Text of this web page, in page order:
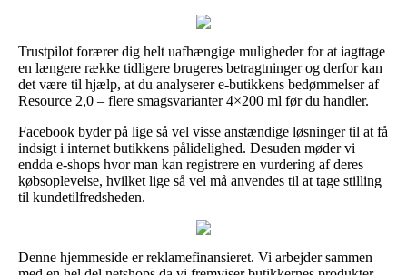
Trustpilot forærer dig helt uafhængige muligheder for at iagttage
en længere række tidligere brugeres betragtninger og derfor kan
det være til hjælp, at du analyserer e-butikkens bedømmelser af
Resource 2,0 – flere smagsvarianter 4×200 ml før du handler.
Facebook byder på lige så vel visse anstændige løsninger til at få
indsigt i internet butikkens pålidelighed. Desuden møder vi
endda e-shops hvor man kan registrere en vurdering af deres
købsoplevelse, hvilket lige så vel må anvendes til at tage stilling
til kundetilfredsheden.
Denne hjemmeside er reklamefinansieret. Vi arbejder sammen